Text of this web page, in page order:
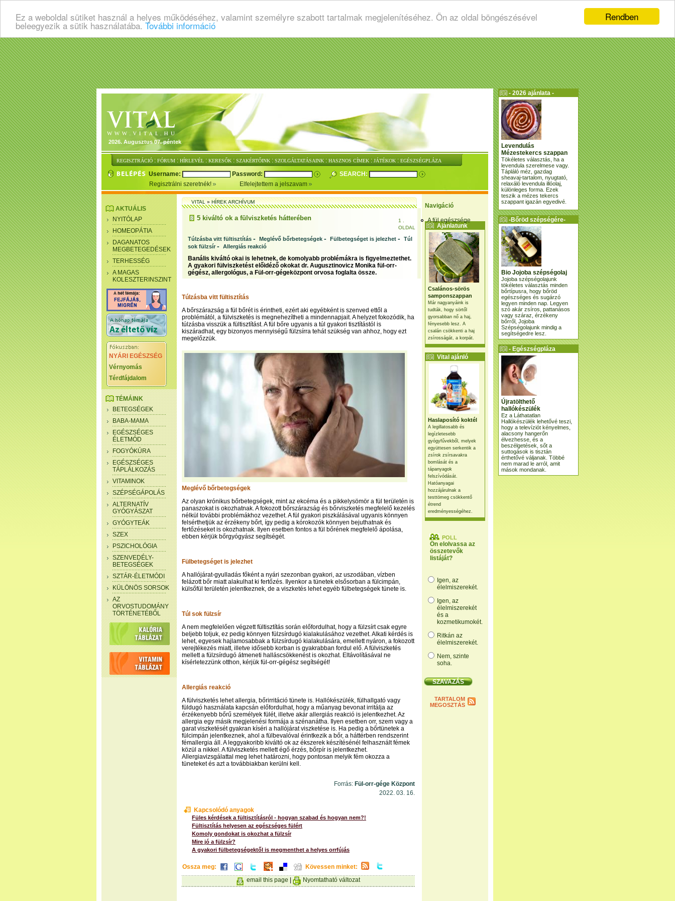
Rendben
Ez a weboldal sütiket használ a helyes működéséhez, valamint személyre szabott tartalmak megjelenítéséhez. Ön az oldal böngészésével
beleegyezik a sütik használatába. További információ
2026. Augusztus 07. péntek
REGISZTRÁCIÓ : FÓRUM : HÍRLEVÉL : KERESŐK : SZAKÉRTŐINK : SZOLGÁLTATÁSAINK : HASZNOS CÍMEK : JÁTÉKOK : EGÉSZSÉGPLÁZA
Username: Password:
SEARCH:
Regisztrálni szeretnék!
Elfelejtettem a jelszavam
Navigáció
A fül egészsége
Ajánlatunk
Csalános-sörös
samponszappan
Már nagyanyáink is
tudták, hogy sörtől
gyorsabban nő a haj,
fényesebb lesz. A
csalán csökkenti a haj
zsírosságát, a korpát.
Vital ajánló
Haslaposító koktél
A legillatosabb és
legízletesebb
gyógyfűvekből, melyek
együttesen serkentik a
zsírok zsírsavakra
bomlását és a
tápanyagok
felszívódását.
Hatóanyagai
hozzájárulnak a
testtömeg csökkentő
étrend
eredményességéhez.
POLL
Ön elolvassa az
összetevők
listáját?
Igen, az
élelmiszerekét.
Igen, az
élelmiszerekét
és a
kozmetikumokét.
Ritkán az
élelmiszerekét.
Nem, szinte
soha.
TARTALOM
MEGOSZTÁS
AKTUÁLIS
NYITÓLAP
HOMEOPÁTIA
DAGANATOS
MEGBETEGEDÉSEK
TERHESSÉG
A MAGAS
KOLESZTERINSZINT
NYÁRI EGÉSZSÉG
Vérnyomás
Térdfájdalom
TÉMÁINK
BETEGSÉGEK
BABA-MAMA
EGÉSZSÉGES
ÉLETMÓD
FOGYÓKÚRA
EGÉSZSÉGES
TÁPLÁLKOZÁS
VITAMINOK
SZÉPSÉGÁPOLÁS
ALTERNATÍV
GYÓGYÁSZAT
GYÓGYTEÁK
SZEX
PSZICHOLÓGIA
SZENVEDÉLY-
BETEGSÉGEK
SZTÁR-ÉLETMÓDI
KÜLÖNÖS SORSOK
AZ
ORVOSTUDOMÁNY
TÖRTÉNETÉBŐL
VITAL»HÍREK ARCHÍVUM
5 kiváltó ok a fülviszketés hátterében
1 .
OLDAL
Túlzásba vitt fültisztítás - Meglévő bőrbetegségek - Fülbetegséget is jelezhet - Túl
sok fülzsír - Allergiás reakció
Banális kiváltó okai is lehetnek, de komolyabb problémákra is figyelmeztethet.
A gyakori fülviszketést előidéző okokat dr. Augusztinovicz Monika fül-orr-
gégész, allergológus, a Fül-orr-gégeközpont orvosa foglalta össze.
Túlzásba vitt fültisztítás
A bőrszárazság a fül bőrét is érintheti, ezért aki egyébként is szenved ettől a
problémától, a fülviszketés is megnehezítheti a mindennapjait. A helyzet fokozódik, ha
túlzásba visszük a fültisztítást. A fül bőre ugyanis a túl gyakori tisztítástól is
kiszáradhat, egy bizonyos mennyiségű fülzsírra tehát szükség van ahhoz, hogy ezt
megelőzzük.
Meglévő bőrbetegségek
Az olyan krónikus bőrbetegségek, mint az ekcéma és a pikkelysömör a fül területén is
panaszokat is okozhatnak. A fokozott bőrszárazság és bőrviszketés megfelelő kezelés
nélkül további problémákhoz vezethet. A fül gyakori piszkálásával ugyanis könnyen
felsérthetjük az érzékeny bőrt, így pedig a kórokozók könnyen bejuthatnak és
fertőzéseket is okozhatnak. Ilyen esetben fontos a fül bőrének megfelelő ápolása,
ebben kérjük bőrgyógyász segítségét.
Fülbetegséget is jelezhet
A hallójárat-gyulladás főként a nyári szezonban gyakori, az uszodában, vízben
felázott bőr miatt alakulhat ki fertőzés. Ilyenkor a tünetek elsősorban a fülcimpán,
külsőfül területén jelentkeznek, de a viszketés lehet egyéb fülbetegségek tünete is.
Túl sok fülzsír
A nem megfelelően végzett fültisztítás során előfordulhat, hogy a fülzsírt csak egyre
beljebb toljuk, ez pedig könnyen fülzsírdugó kialakulásához vezethet. Alkati kérdés is
lehet, egyesek hajlamosabbak a fülzsírdugó kialakulására, emellett nyáron, a fokozott
verejtékezés miatt, illetve idősebb korban is gyakrabban fordul elő. A fülviszketés
mellett a fülzsírdugó átmeneti halláscsökkenést is okozhat. Eltávolításával ne
kísérletezzünk otthon, kérjük fül-orr-gégész segítségét!
Allergiás reakció
A fülviszketés lehet allergia, bőrirritáció tünete is. Hallókészülék, fülhallgató vagy
füldugó használata kapcsán előfordulhat, hogy a műanyag bevonat irritálja az
érzékenyebb bőrű személyek fülét, illetve akár allergiás reakció is jelentkezhet. Az
allergia egy másik megjelenési formája a szénanátha. Ilyen esetben orr, szem vagy a
garat viszketését gyakran kíséri a hallójárat viszketése is. Ha pedig a bőrtünetek a
fülcimpán jelentkeznek, ahol a fülbevalóval érintkezik a bőr, a háttérben rendszerint
fémallergia áll. A leggyakoribb kiváltó ok az ékszerek készítésénél felhasznált fémek
közül a nikkel. A fülviszketés mellett égő érzés, bőrpír is jelentkezhet.
Allergiavizsgálattal meg lehet határozni, hogy pontosan melyik fém okozza a
tüneteket és azt a továbbiakban kerülni kell.
Forrás: Fül-orr-gége Központ
2022. 03. 16.
Kapcsolódó anyagok
Füles kérdések a fültisztításról - hogyan szabad és hogyan nem?!
Fültisztítás helyesen az egészséges fülért
Komoly gondokat is okozhat a fülzsír
Mire jó a fülzsír?
A gyakori fülbetegségektől is megmenthet a helyes orrfújás
Ossza meg:
Kövessen minket:
email this page
Nyomtatható változat
- 2026 ajánlata -
Levendulás
Mézestekercs szappan
Tökéletes választás, ha a
levendula szerelmese vagy.
Tápláló méz, gazdag
sheavaj-tartalom, nyugtató,
relaxáló levendula illóolaj,
különleges forma. Ezek
teszik a mézes tekercs
szappant igazán egyedivé.
-Bőröd szépségére-
Bio Jojoba szépségolaj
Jojoba szépségolajunk
tökéletes választás minden
bőrtípusra, hogy bőröd
egészséges és sugárzó
legyen minden nap. Legyen
szó akár zsíros, pattanásos
vagy száraz, érzékeny
bőrről, Jojoba
Szépségolajunk mindig a
segítségedre lesz.
- Egészségpláza
ajánlatunk -
Újratölthető
hallókészülék
Ez a Láthatatlan
Hallókészülék lehetővé teszi,
hogy a televíziót kényelmes,
alacsony hangerőn
élvezhesse, és a
beszélgetések, sőt a
suttogások is tisztán
érthetővé váljanak. Többé
nem marad le arról, amit
mások mondanak.